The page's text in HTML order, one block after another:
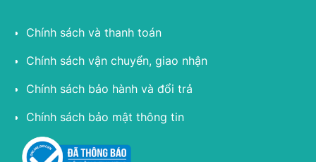
Chính sách và thanh toán
Chính sách vận chuyển, giao nhận
Chính sách bảo hành và đổi trả
Chính sách bảo mật thông tin